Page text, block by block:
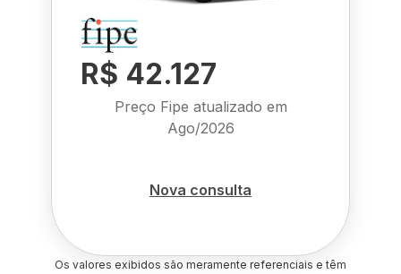
R$ 42.127
Preço Fipe atualizado em
Ago/2026
Nova consulta
Os valores exibidos são meramente referenciais e têm